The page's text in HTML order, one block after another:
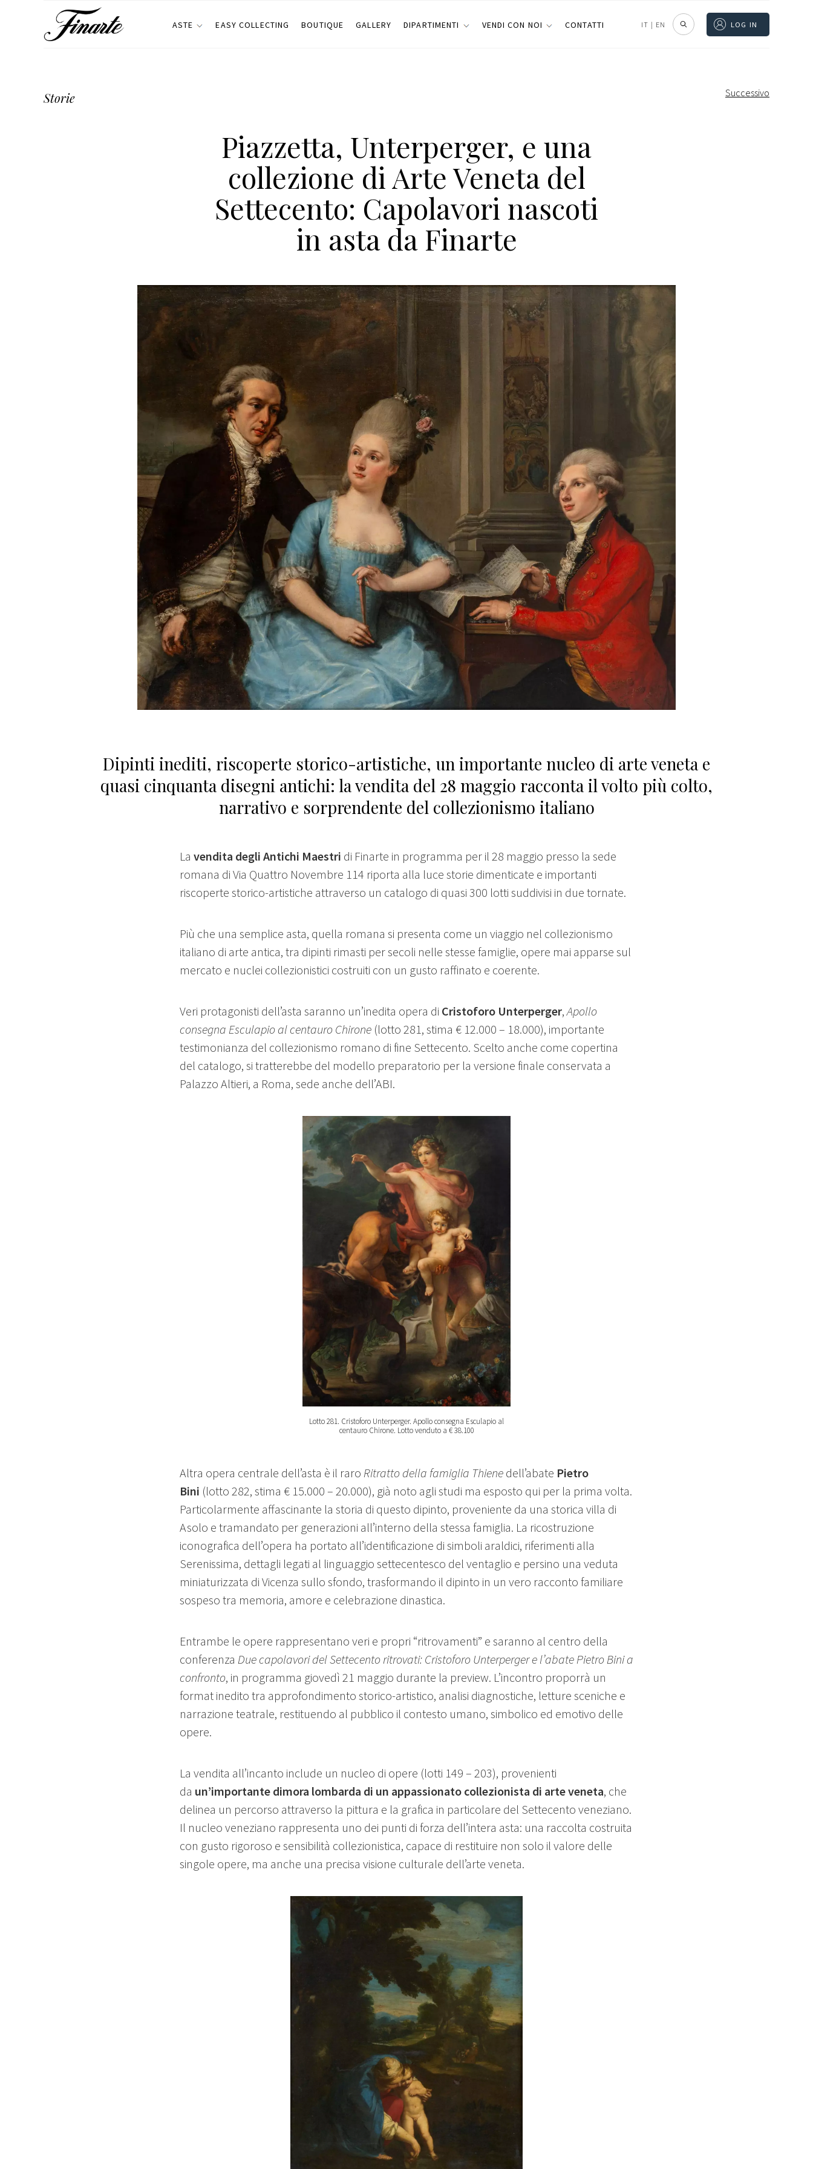
ASTE EASY COLLECTING BOUTIQUE GALLERY DIPARTIMENTI VENDI CON NOI CONTATTI IT | EN LOG IN
Storie Successivo
Piazzetta, Unterperger, e una
collezione di Arte Veneta del
Settecento: Capolavori nascoti
in asta da Finarte
Dipinti inediti, riscoperte storico-artistiche, un importante nucleo di arte veneta e
quasi cinquanta disegni antichi: la vendita del 28 maggio racconta il volto più colto,
narrativo e sorprendente del collezionismo italiano
La vendita degli Antichi Maestri di Finarte in programma per il 28 maggio presso la sede
romana di Via Quattro Novembre 114 riporta alla luce storie dimenticate e importanti
riscoperte storico-artistiche attraverso un catalogo di quasi 300 lotti suddivisi in due tornate.
Più che una semplice asta, quella romana si presenta come un viaggio nel collezionismo
italiano di arte antica, tra dipinti rimasti per secoli nelle stesse famiglie, opere mai apparse sul
mercato e nuclei collezionistici costruiti con un gusto raffinato e coerente.
Veri protagonisti dell’asta saranno un’inedita opera di Cristoforo Unterperger,Apollo
consegna Esculapio al centauro Chirone (lotto 281, stima € 12.000 – 18.000), importante
testimonianza del collezionismo romano di fine Settecento. Scelto anche come copertina
del catalogo, si tratterebbe del modello preparatorio per la versione finale conservata a
Palazzo Altieri, a Roma, sede anche dell’ABI.
Lotto 281. Cristoforo Unterperger. Apollo consegna Esculapio al
centauro Chirone. Lotto venduto a € 38.100
Altra opera centrale dell’asta è il raro Ritratto della famiglia Thiene dell’abate Pietro
Bini (lotto 282, stima € 15.000 – 20.000), già noto agli studi ma esposto qui per la prima volta.
Particolarmente affascinante la storia di questo dipinto, proveniente da una storica villa di
Asolo e tramandato per generazioni all’interno della stessa famiglia. La ricostruzione
iconografica dell’opera ha portato all’identificazione di simboli araldici, riferimenti alla
Serenissima, dettagli legati al linguaggio settecentesco del ventaglio e persino una veduta
miniaturizzata di Vicenza sullo sfondo, trasformando il dipinto in un vero racconto familiare
sospeso tra memoria, amore e celebrazione dinastica.
Entrambe le opere rappresentano veri e propri “ritrovamenti” e saranno al centro della
conferenza Due capolavori del Settecento ritrovati: Cristoforo Unterperger e l’abate Pietro Bini a
confronto, in programma giovedì 21 maggio durante la preview. L’incontro proporrà un
format inedito tra approfondimento storico-artistico, analisi diagnostiche, letture sceniche e
narrazione teatrale, restituendo al pubblico il contesto umano, simbolico ed emotivo delle
opere.
La vendita all’incanto include un nucleo di opere (lotti 149 – 203), provenienti
da un’importante dimora lombarda di un appassionato collezionista di arte veneta, che
delinea un percorso attraverso la pittura e la grafica in particolare del Settecento veneziano.
Il nucleo veneziano rappresenta uno dei punti di forza dell’intera asta: una raccolta costruita
con gusto rigoroso e sensibilità collezionistica, capace di restituire non solo il valore delle
singole opere, ma anche una precisa visione culturale dell’arte veneta.